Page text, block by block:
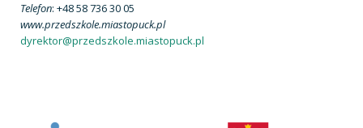
Telefon: +48 58 736 30 05
www.przedszkole.miastopuck.pl
dyrektor@przedszkole.miastopuck.pl